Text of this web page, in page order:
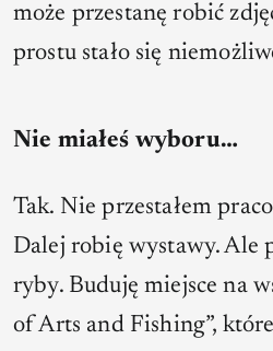
może przestanę robić
prostu stało się
Nie miałeś wyboru…
Tak. Nie przestałem
Dalej robię wystawy. Ale
ryby. Buduję miejsce na
of Arts and Fishing”,